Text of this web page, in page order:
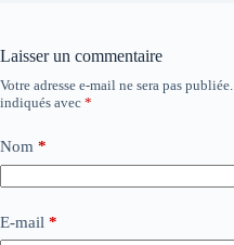
Laisser un commentaire
Votre adresse e-mail ne sera pas publiée.
indiqués avec *
Nom *
E-mail *